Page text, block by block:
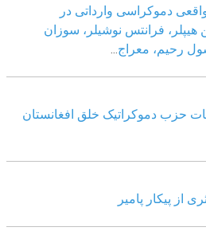
دموکراسی وارداتی در
هیپلر، فرانتس نوشیلر، سوزان
رحیم، معراج
حزب دموکراتیک خلق افغانستان
از پیکار پامیر